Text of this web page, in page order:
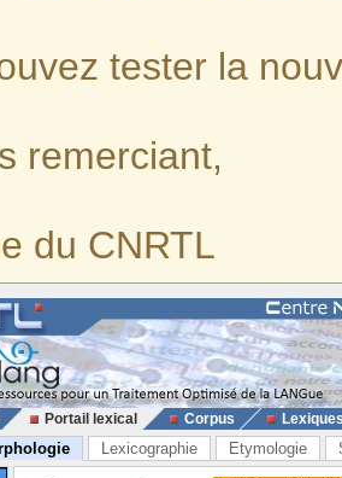
tester la
remerciant,
du CNRTL
Portail lexical Corpus
Lexicographie Etymologie